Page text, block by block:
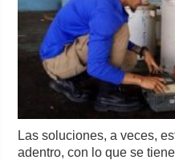
Las soluciones, a veces,
adentro, con lo que se